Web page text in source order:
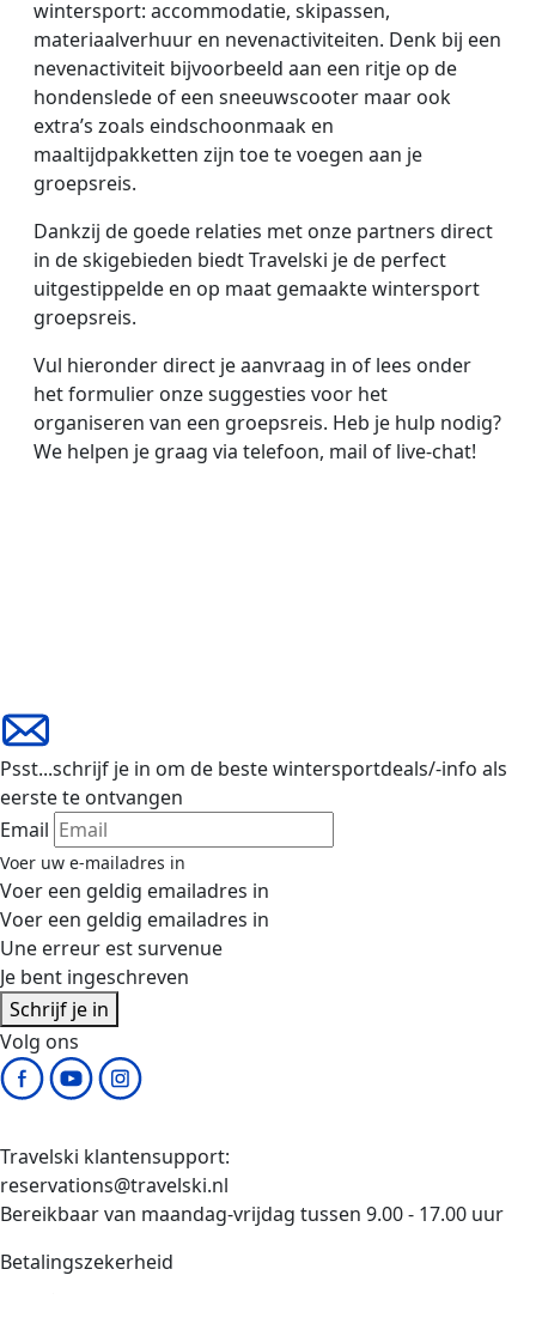
wintersport: accommodatie, skipassen,
materiaalverhuur en nevenactiviteiten. Denk bij een
nevenactiviteit bijvoorbeeld aan een ritje op de
hondenslede of een sneeuwscooter maar ook
extra’s zoals eindschoonmaak en
maaltijdpakketten zijn toe te voegen aan je
groepsreis.
Dankzij de goede relaties met onze partners direct
in de skigebieden biedt Travelski je de perfect
uitgestippelde en op maat gemaakte wintersport
groepsreis.
Vul hieronder direct je aanvraag in of lees onder
het formulier onze suggesties voor het
organiseren van een groepsreis. Heb je hulp nodig?
We helpen je graag via telefoon, mail of live-chat!
Psst...schrijf je in om de beste wintersportdeals/-info als
eerste te ontvangen
Email
Voer uw e-mailadres in
Voer een geldig emailadres in
Voer een geldig emailadres in
Une erreur est survenue
Je bent ingeschreven
Schrijf je in
Volg ons
Travelski klantensupport:
reservations@travelski.nl
Bereikbaar van maandag-vrijdag tussen 9.00 - 17.00 uur
Betalingszekerheid